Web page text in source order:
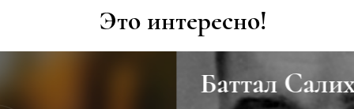
Это интересно!